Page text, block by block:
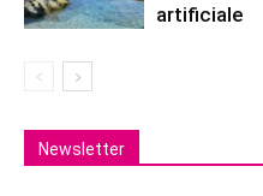
artificiale
Newsletter